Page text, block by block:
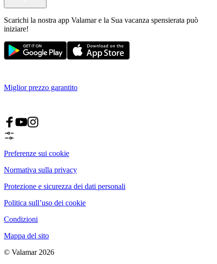
Scarichi la nostra app Valamar e la Sua vacanza spensierata può
iniziare!
Miglior prezzo garantito
Preferenze sui cookie
Normativa sulla privacy
Protezione e sicurezza dei dati personali
Politica sull’uso dei cookie
Condizioni
Mappa del sito
© Valamar 2026